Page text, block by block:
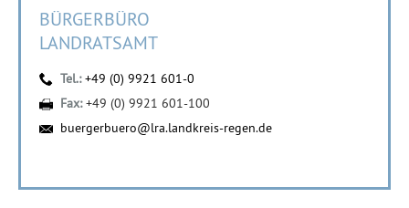
BÜRGERBÜRO
LANDRATSAMT
Tel.:+49 (0) 9921 601-0
Fax:+49 (0) 9921 601-100
buergerbuero@lra.landkreis-regen.de